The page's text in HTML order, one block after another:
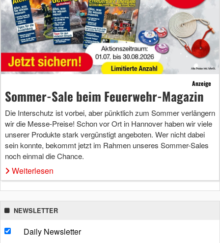
Anzeige
Sommer-Sale beim Feuerwehr-Magazin
Die Interschutz ist vorbei, aber pünktlich zum Sommer verlängern
wir die Messe-Preise! Schon vor Ort in Hannover haben wir viele
unserer Produkte stark vergünstigt angeboten. Wer nicht dabei
sein konnte, bekommt jetzt im Rahmen unseres Sommer-Sales
noch einmal die Chance.
Weiterlesen
NEWSLETTER
Daily Newsletter